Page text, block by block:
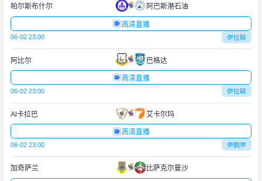
帕尔斯布什尔 阿巴斯港石油
高清直播
06-02 23:00 伊拉联
阿比尔 巴格达
高清直播
06-02 23:00 伊拉联
Al卡拉巴 艾卡尔玛
高清直播
06-02 23:00 伊朗甲
加奇萨兰 比萨克尔曼沙